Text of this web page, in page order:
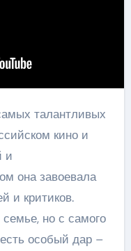
талантливых
кино и
и
она завоевала
и критиков.
но с самого
особый дар –